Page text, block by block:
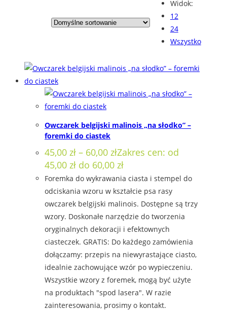
Widok:
12
24
Wszystko
Owczarek belgijski malinois „na słodko” –
foremki do ciastek
45,00 zł – 60,00 złZakres cen: od
45,00 zł do 60,00 zł
Foremka do wykrawania ciasta i stempel do
odciskania wzoru w kształcie psa rasy
owczarek belgijski malinois. Dostępne są trzy
wzory. Doskonałe narzędzie do tworzenia
oryginalnych dekoracji i efektownych
ciasteczek. GRATIS: Do każdego zamówienia
dołączamy: przepis na niewyrastające ciasto,
idealnie zachowujące wzór po wypieczeniu.
Wszystkie wzory z foremek, mogą być użyte
na produktach "spod lasera". W razie
zainteresowania, prosimy o kontakt.